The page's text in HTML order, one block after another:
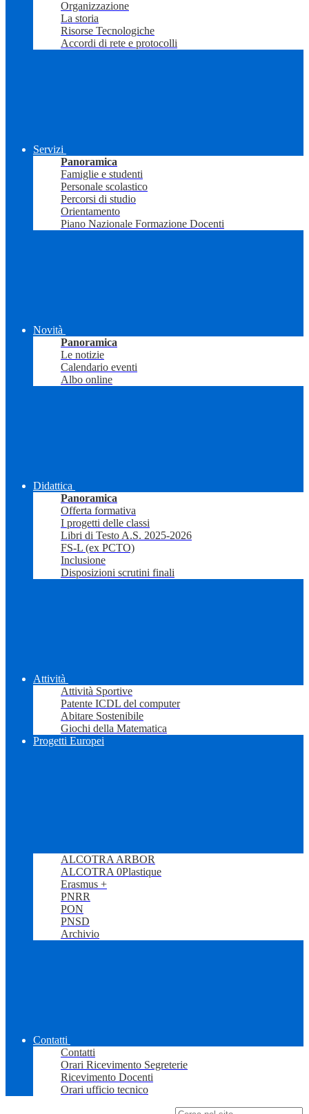
Organizzazione
La storia
Risorse Tecnologiche
Accordi di rete e protocolli
Servizi
Panoramica
Famiglie e studenti
Personale scolastico
Percorsi di studio
Orientamento
Piano Nazionale Formazione Docenti
Novità
Panoramica
Le notizie
Calendario eventi
Albo online
Didattica
Panoramica
Offerta formativa
I progetti delle classi
Libri di Testo A.S. 2025-2026
FS-L (ex PCTO)
Inclusione
Disposizioni scrutini finali
Attività
Attività Sportive
Patente ICDL del computer
Abitare Sostenibile
Giochi della Matematica
Progetti Europei
ALCOTRA ARBOR
ALCOTRA 0Plastique
Erasmus +
PNRR
PON
PNSD
Archivio
Contatti
Contatti
Orari Ricevimento Segreterie
Ricevimento Docenti
Orari ufficio tecnico